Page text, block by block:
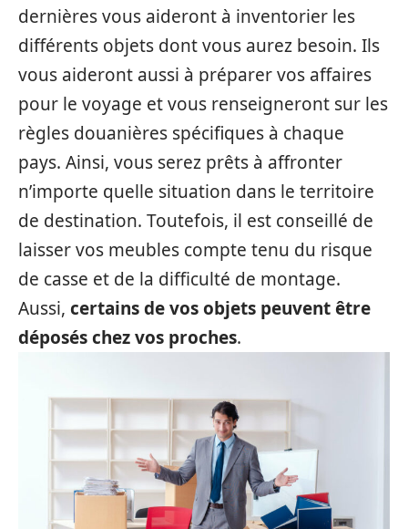
dernières vous aideront à inventorier les
différents objets dont vous aurez besoin. Ils
vous aideront aussi à préparer vos affaires
pour le voyage et vous renseigneront sur les
règles douanières spécifiques à chaque
pays. Ainsi, vous serez prêts à affronter
n’importe quelle situation dans le territoire
de destination. Toutefois, il est conseillé de
laisser vos meubles compte tenu du risque
de casse et de la difficulté de montage.
Aussi, certains de vos objets peuvent être
déposés chez vos proches.